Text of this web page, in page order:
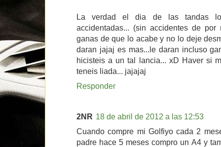
La verdad el dia de las tandas
accidentadas... (sin accidentes de por
ganas de que lo acabe y no lo deje
daran jajaj es mas...le daran incluso
hicisteis a un tal lancia... xD Haver si
teneis liada... jajajaj
Responder
2NR 18 de abril de 2012 a las 12:53
Cuando compre mi Golfiyo cada 2
padre hace 5 meses compro un A4 y